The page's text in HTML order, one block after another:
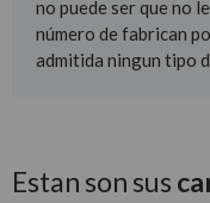
no puede ser que no
número de fabrican
admitida ningun tipo
Estan son sus